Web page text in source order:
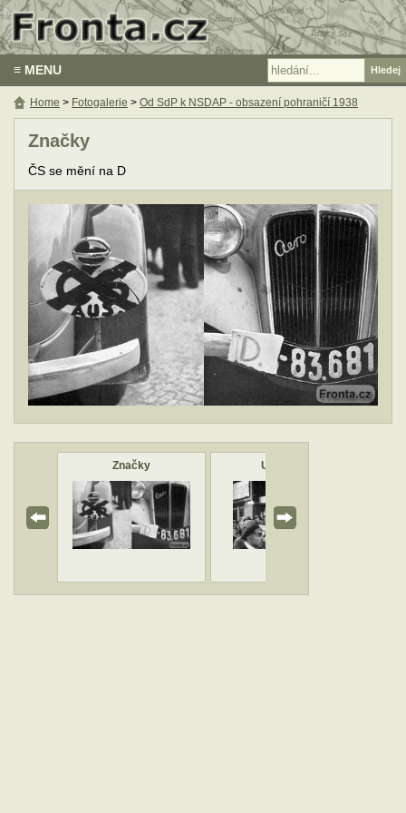
≡ MENU
Značky
ČS se mění na D
Značky Uniforma
Home > Fotogalerie > Od SdP k NSDAP - obsazení pohraničí 1938